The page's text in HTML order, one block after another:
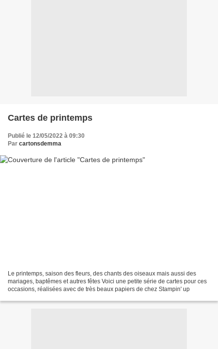
Cartes de printemps
Publié le 12/05/2022 à 09:30
Par cartonsdemma
Le printemps, saison des fleurs, des chants des oiseaux mais aussi des
mariages, baptêmes et autres fêtes Voici une petite série de cartes pour ces
occasions, réalisées avec de très beaux papiers de chez Stampin' up